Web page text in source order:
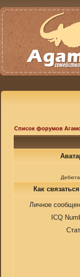
Список форумов
Как
Личное
ICQ